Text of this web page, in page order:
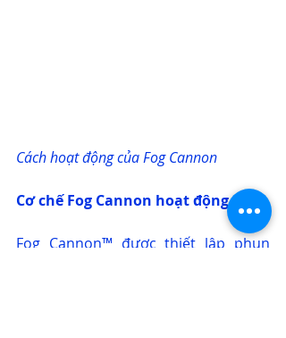
Cách hoạt động của Fog Cannon
Cơ chế Fog Cannon hoạt động
Fog Cannon™ được thiết lập phun